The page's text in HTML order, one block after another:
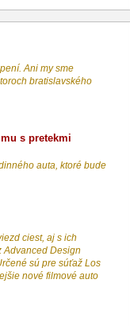
Ani my sme
bratislavského
s pretekmi
auta, ktoré bude
ciest, aj s ich
Advanced Design
sú pre súťaž Los
nové filmové auto